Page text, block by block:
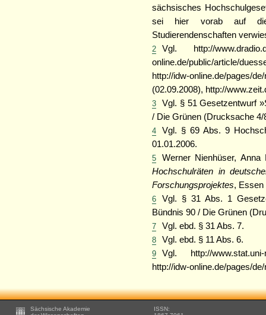
sächsisches
sei hier vorab auf die
Studierendenschaften
2
Vgl. http://
online.de/public/article/
http://idw-online.de/pages/
(02.09.2008), http://
3
Vgl. § 51 Gesetzentwurf
/ Die Grünen (Drucksache
4
Vgl. § 69 Abs. 9
01.01.2006.
5
Werner Nienhüser,
Hochschulräten in
Forschungsprojektes, Essen
6
Vgl. § 31 Abs. 1
Bündnis 90 / Die Grünen
7 Vgl. ebd. § 31 Abs. 7.
8 Vgl. ebd. § 11 Abs. 6.
9
Vgl. http://www.stat.uni-
http://idw-online.de/pages/
Footer
Sächsische Akademie
ISSN: